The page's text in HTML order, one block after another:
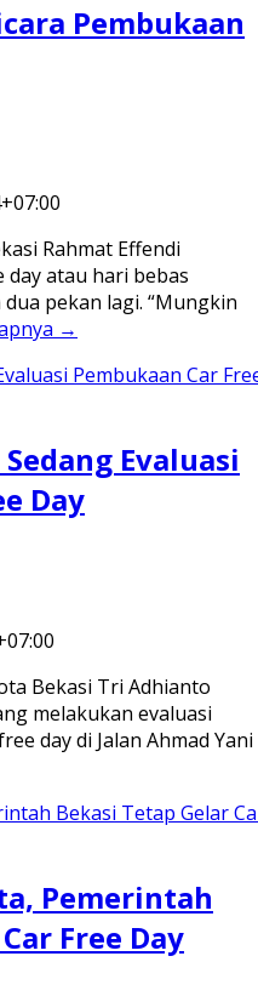
Pembukaan
Rahmat Effendi
atau hari bebas
pekan lagi. “Mungkin
→
Evaluasi
Day
Bekasi Tri Adhianto
melakukan evaluasi
day di Jalan Ahmad Yani
Pemerintah
Free Day